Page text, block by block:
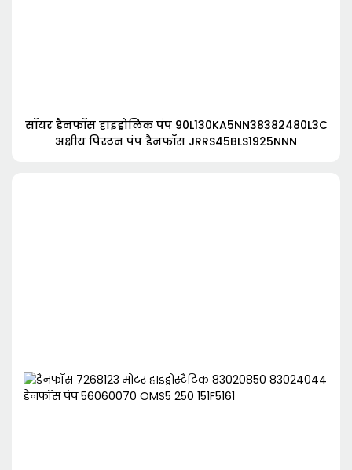
सॉयर डैनफॉस हाइड्रोलिक पंप 90L130KA5NN38382480L3C
अक्षीय पिस्टन पंप डैनफॉस JRRS45BLS1925NNN